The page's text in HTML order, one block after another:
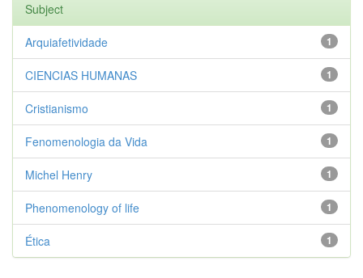
Subject
1
Arquiafetividade
1
CIENCIAS HUMANAS
1
Cristianismo
1
Fenomenologia da Vida
1
Michel Henry
1
Phenomenology of life
1
Ética